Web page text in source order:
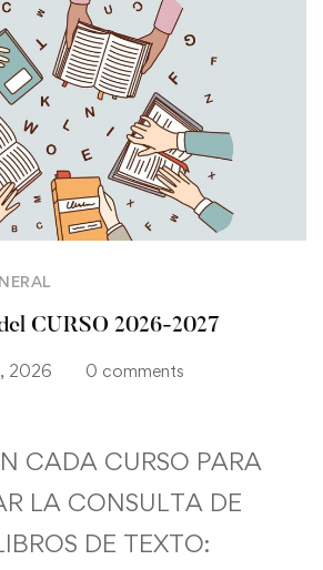
CURSO 2026-2027
2026 0 comments
CADA CURSO PARA
LA CONSULTA DE
DE TEXTO: